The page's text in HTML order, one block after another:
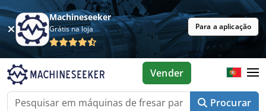
Machineseeker
Grátis na loja Para a aplicação
Procurar
Vender